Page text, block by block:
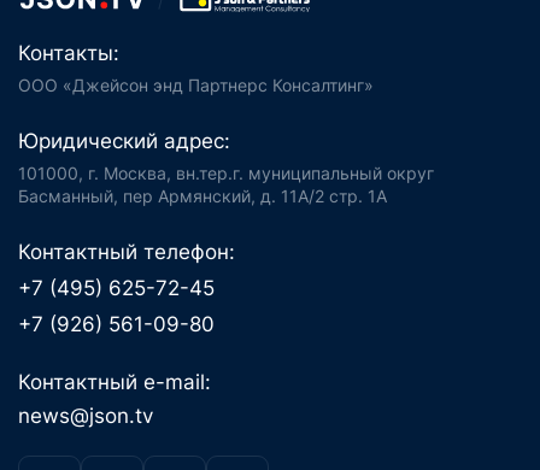
Контакты:
ООО «Джейсон энд Партнерс Консалтинг»
Юридический адрес:
101000, г. Москва, вн.тер.г. муниципальный округ
Басманный, пер Армянский, д. 11А/2 стр. 1А
Контактный телефон:
+7 (495) 625-72-45
+7 (926) 561-09-80
Контактный e-mail:
news@json.tv